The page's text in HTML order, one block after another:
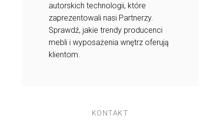
autorskich technologii, które
zaprezentowali nasi Partnerzy.
Sprawdź, jakie trendy producenci
mebli i wyposażenia wnętrz oferują
klientom.
KONTAKT